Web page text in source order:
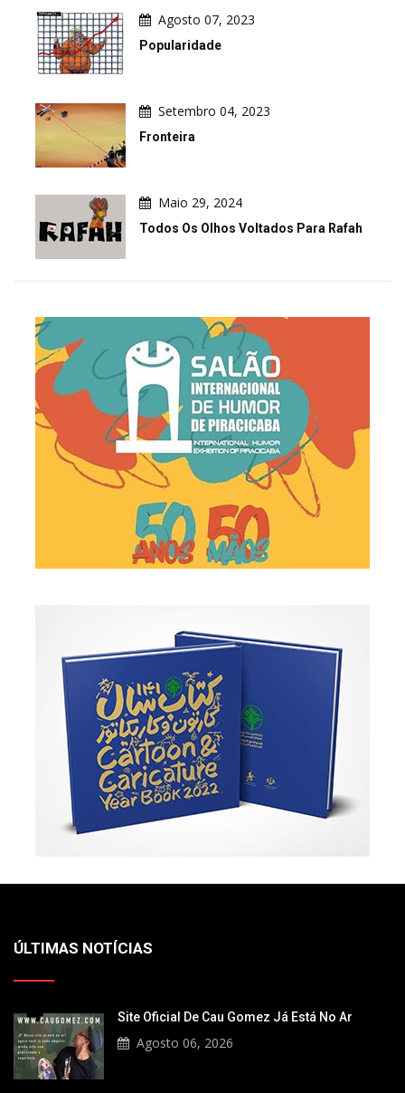
Agosto 07, 2023
Popularidade
Setembro 04, 2023
Fronteira
Maio 29, 2024
Todos Os Olhos Voltados Para Rafah
ÚLTIMAS NOTÍCIAS
Site Oficial De Cau Gomez Já Está No Ar
Agosto 06, 2026